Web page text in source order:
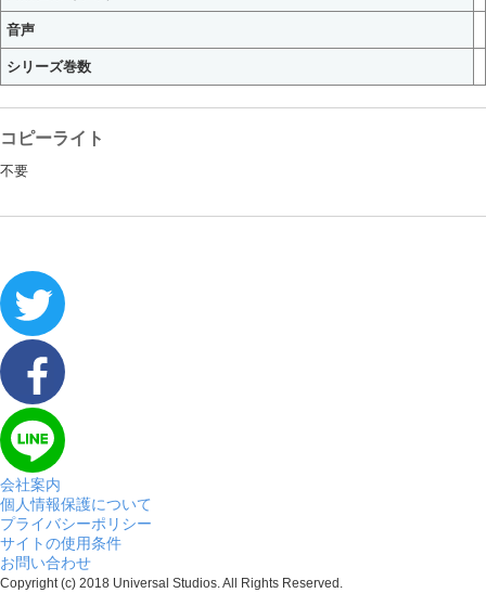
音声
シリーズ巻数
コピーライト
不要
会社案内
個人情報保護について
プライバシーポリシー
サイトの使用条件
お問い合わせ
Copyright (c) 2018 Universal Studios. All Rights Reserved.